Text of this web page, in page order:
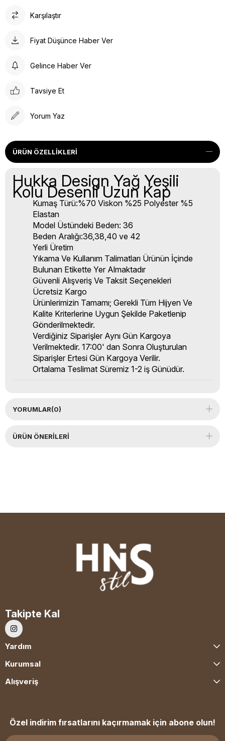
Karşılaştır
Fiyat Düşünce Haber Ver
Gelince Haber Ver
Tavsiye Et
Yorum Yaz
ÜRÜN ÖZELLIKLERI
Hukka Design Yağ Yeşili
Kolu Desenli Uzun Kap
Kumaş Türü:%70 Viskon %25 Polyester %5
Elastan
Model Üstündeki Beden: 36
Beden Aralığı:36,38,40 ve 42
Yerli Üretim
Yıkama Ve Kullanım Talimatları Ürünün İçinde
Bulunan Etikette Yer Almaktadır
Güvenli Alışveriş Ve Taksit Seçenekleri
Ücretsiz Kargo
Ürünlerimizin Tamamı; Gerekli Tüm Hijyen Ve
Kalite Kriterlerine Uygun Şekilde Paketlenip
Gönderilmektedir.
Verdiğiniz Siparişler Aynı Gün Kargoya
Verilmektedir. 17:00' dan Sonra Oluşturulan
Siparişler Ertesi Gün Kargoya Verilir.
Ortalama Teslimat Süremiz 1-2 iş Günüdür.
YORUMLAR(0)
ÜRÜN ÖNERILERI
Takipte Kal
Yardım
Kurumsal
Alışveriş
Özel indirim fırsatlarını kaçırmamak için abone olun!